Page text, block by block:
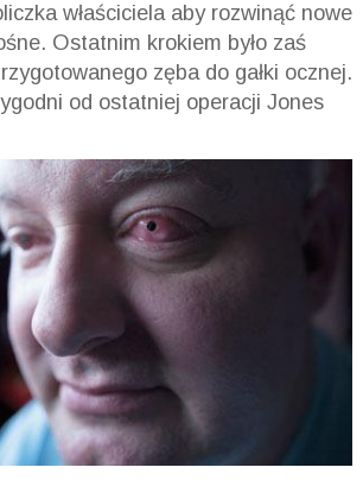
właściciela aby rozwinąć nowe
Ostatnim krokiem było zaś
zęba do gałki ocznej.
od ostatniej operacji Jones